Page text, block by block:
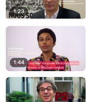
1:23
1:44